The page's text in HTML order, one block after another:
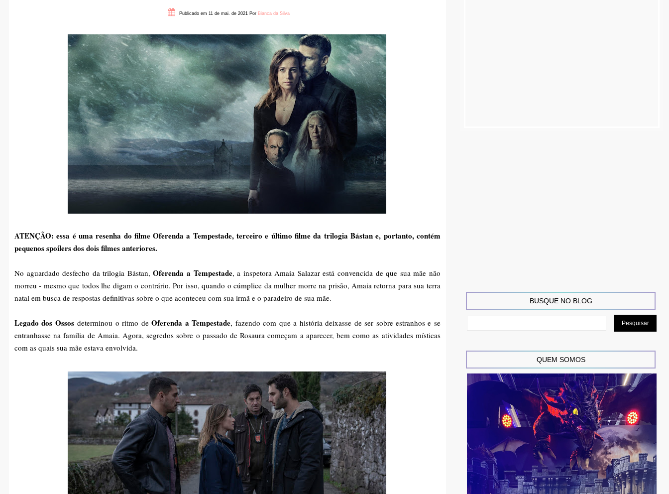
Publicado em 11 de mai. de 2021 Por Bianca da Silva
ATENÇÃO: essa é uma resenha do filme Oferenda a Tempestade, terceiro e último filme da trilogia Bástan e, portanto, contém
pequenos spoilers dos dois filmes anteriores.
No aguardado desfecho da trilogia Bástan,Oferenda a Tempestade, a inspetora Amaia Salazar está convencida de que sua mãe não
morreu - mesmo que todos lhe digam o contrário. Por isso, quando o cúmplice da mulher morre na prisão, Amaia retorna para sua terra
natal em busca de respostas definitivas sobre o que aconteceu com sua irmã e o paradeiro de sua mãe.
Legado dos Ossosdeterminou o ritmo deOferenda a Tempestade, fazendo com que a história deixasse de ser sobre estranhos e se
entranhasse na família de Amaia. Agora, segredos sobre o passado de Rosaura começam a aparecer, bem como as atividades místicas
com as quais sua mãe estava envolvida.
BUSQUE NO BLOG
QUEM SOMOS